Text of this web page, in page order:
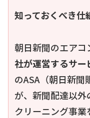
知っておくべき仕
朝日新聞のエアコ
社が運営するサ
のASA（朝日新聞
が、新聞配達以
クリーニング事